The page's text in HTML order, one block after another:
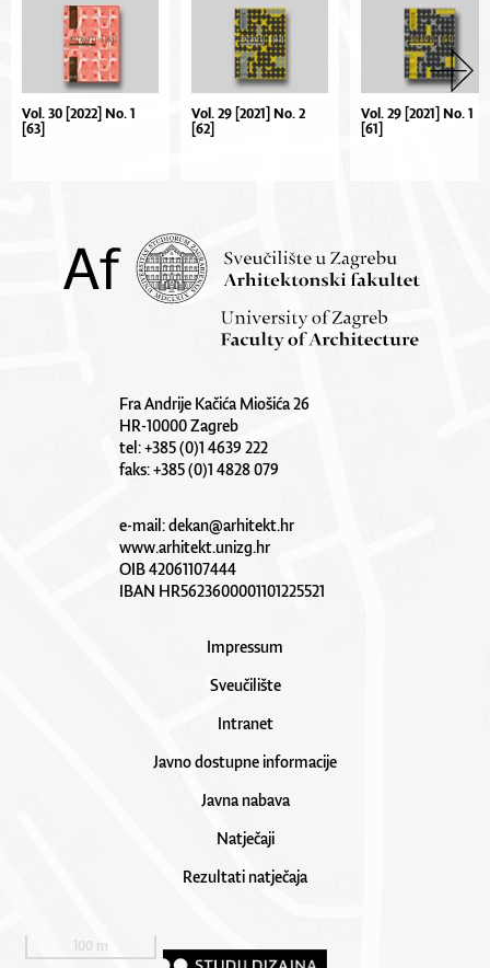
Vol. 30 [2022] No. 1
[63]
Vol. 29 [2021] No. 2
[62]
Vol. 29 [2021] No. 1
[61]
Fra Andrije Kačića Miošića 26
HR-10000 Zagreb
tel: +385 (0)1 4639 222
faks: +385 (0)1 4828 079
e-mail:dekan@arhitekt.hr
www.arhitekt.unizg.hr
OIB 42061107444
IBAN HR5623600001101225521
Impressum
Sveučilište
Intranet
Javno dostupne informacije
Javna nabava
Natječaji
Rezultati natječaja
100 m